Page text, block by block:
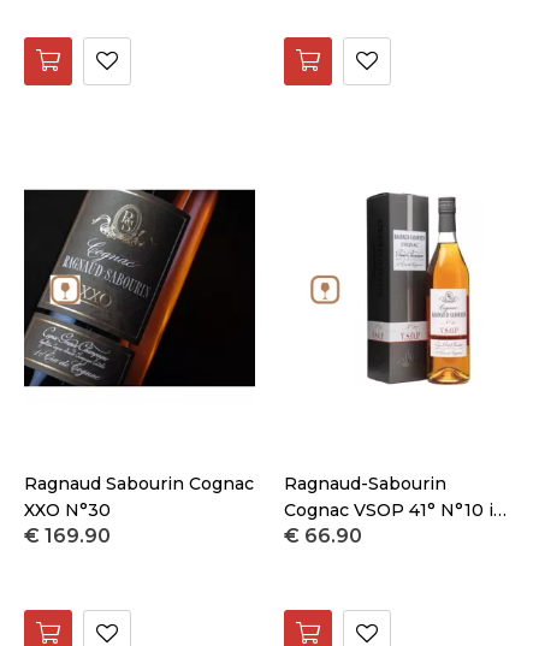
Ragnaud Sabourin Cognac
XXO N°30
€ 169.90
Ragnaud-Sabourin
Cognac VSOP 41° N°10 in
etui
€ 66.90